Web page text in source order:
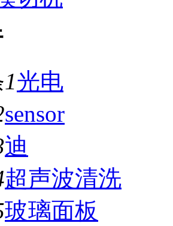
1光电
sensor
迪
超声波清洗
玻璃面板